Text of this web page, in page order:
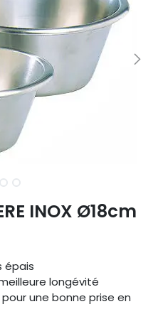
INOX Ø18cm
épais
longévité
une bonne prise en